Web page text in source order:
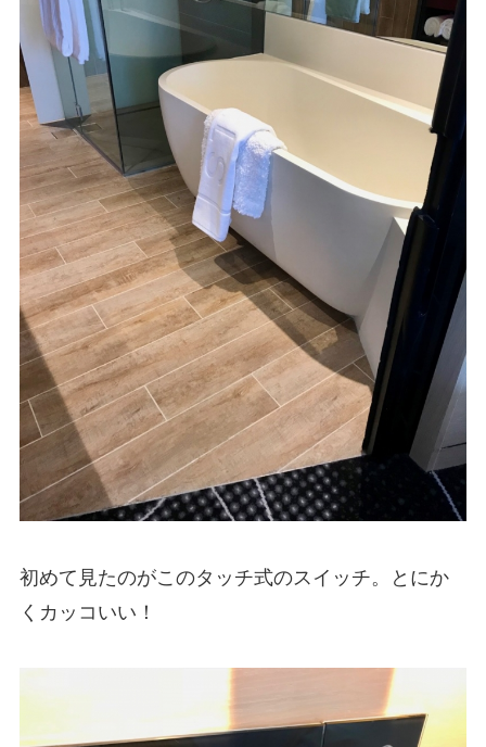
初めて見たのがこのタッチ式のスイッチ。とにか
くカッコいい！